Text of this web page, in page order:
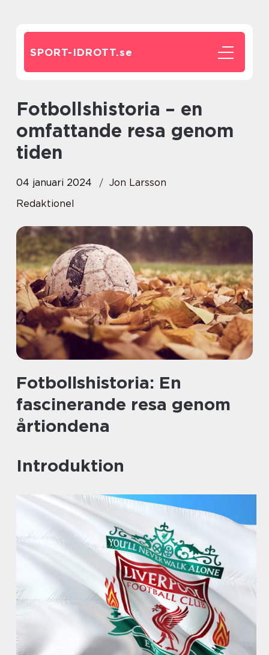
SPORT-IDROTT.se
Fotbollshistoria – en
omfattande resa genom
tiden
04 januari 2024
Jon Larsson
Redaktionel
Fotbollshistoria: En
fascinerande resa genom
årtiondena
Introduktion